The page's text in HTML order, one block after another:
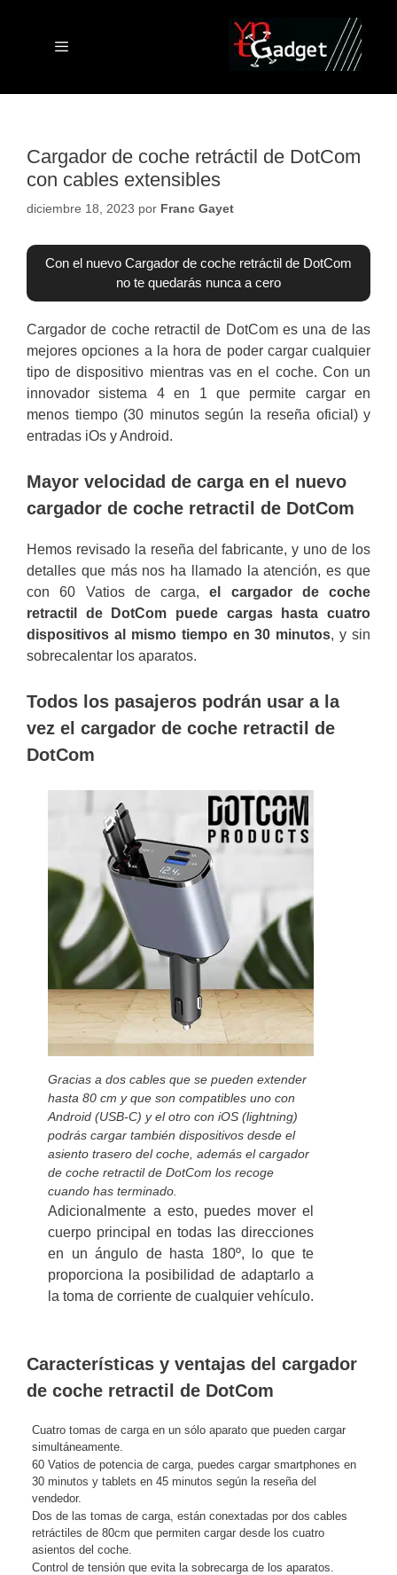
contenido
Menú
Cargador de coche retráctil de DotCom
con cables extensibles
diciembre 18, 2023 por Franc Gayet
Con el nuevo Cargador de coche retráctil de DotCom
no te quedarás nunca a cero
Cargador de coche retractil de DotCom es una de las
mejores opciones a la hora de poder cargar cualquier
tipo de dispositivo mientras vas en el coche. Con un
innovador sistema 4 en 1 que permite cargar en
menos tiempo (30 minutos según la reseña oficial) y
entradas iOs y Android.
Mayor velocidad de carga en el nuevo
cargador de coche retractil de DotCom
Hemos revisado la reseña del fabricante, y uno de los
detalles que más nos ha llamado la atención, es que
con 60 Vatios de carga,el cargador de coche
retractil de DotCom puede cargas hasta cuatro
dispositivos al mismo tiempo en 30 minutos, y sin
sobrecalentar los aparatos.
Todos los pasajeros podrán usar a la
vez el cargador de coche retractil de
DotCom
Gracias a dos cables que se pueden extender
hasta 80 cm y que son compatibles uno con
Android (USB-C) y el otro con iOS (lightning)
podrás cargar también dispositivos desde el
asiento trasero del coche, además el cargador
de coche retractil de DotCom los recoge
cuando has terminado.
Adicionalmente a esto, puedes mover el
cuerpo principal en todas las direcciones
en un ángulo de hasta 180º, lo que te
proporciona la posibilidad de adaptarlo a
la toma de corriente de cualquier vehículo.
Características y ventajas del cargador
de coche retractil de DotCom
Cuatro tomas de carga en un sólo aparato que pueden cargar
simultáneamente.
60 Vatios de potencia de carga, puedes cargar smartphones en
30 minutos y tablets en 45 minutos según la reseña del
vendedor.
Dos de las tomas de carga, están conextadas por dos cables
retráctiles de 80cm que permiten cargar desde los cuatro
asientos del coche.
Control de tensión que evita la sobrecarga de los aparatos.